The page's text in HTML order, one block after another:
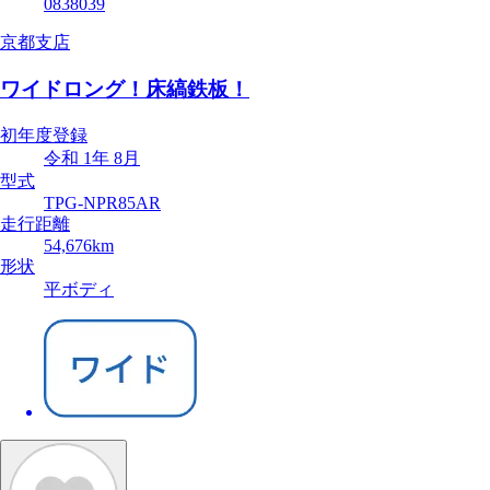
0838039
京都支店
ワイドロング！床縞鉄板！
初年度登録
令和 1年 8月
型式
TPG-NPR85AR
走行距離
54,676km
形状
平ボディ